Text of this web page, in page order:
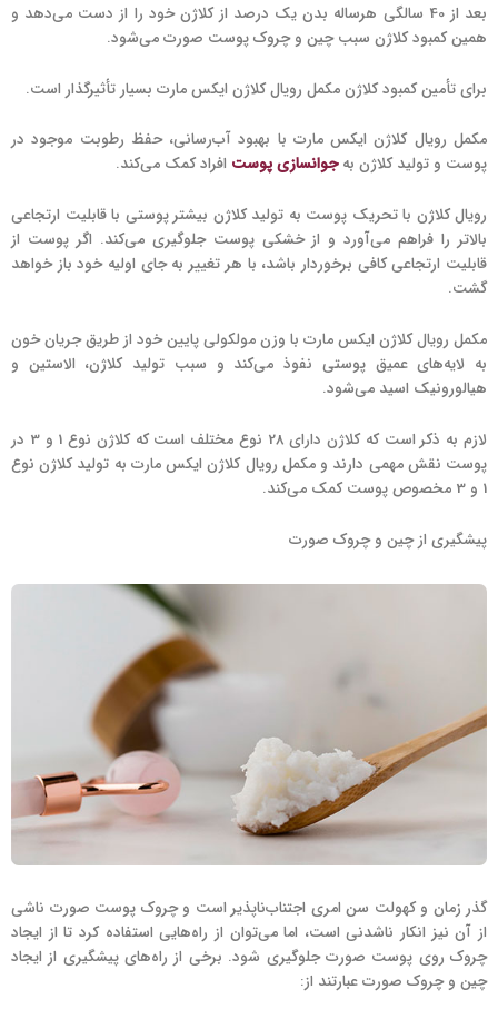
بعد از 40 سالگی هرساله بدن یک درصد از کلاژن خود را از دست می‌دهد و
همین کمبود کلاژن سبب چین و چروک پوست صورت می‌شود.
برای تأمین کمبود کلاژن مکمل رویال کلاژن ایکس مارت بسیار تأثیرگذار است.
مکمل رویال کلاژن ایکس مارت با بهبود آب‌رسانی، حفظ رطوبت موجود در
پوست و تولید کلاژن بهجوانسازی پوست افراد کمک می‌کند.
رویال کلاژن با تحریک پوست به تولید کلاژن بیشتر پوستی با قابلیت ارتجاعی
بالاتر را فراهم می‌آورد و از خشکی پوست جلوگیری می‌کند. اگر پوست از
قابلیت ارتجاعی کافی برخوردار باشد، با هر تغییر به جای اولیه خود باز خواهد
گشت.
مکمل رویال کلاژن ایکس مارت با وزن مولکولی پایین خود از طریق جریان خون
به لایه‌های عمیق پوستی نفوذ می‌کند و سبب تولید کلاژن، الاستین و
هیالورونیک اسید می‌شود.
لازم به ذکر است که کلاژن دارای 28 نوع مختلف است که کلاژن نوع 1 و 3 در
پوست نقش مهمی دارند و مکمل رویال کلاژن ایکس مارت به تولید کلاژن نوع
1 و 3 مخصوص پوست کمک می‌کند.
پیشگیری از چین و چروک صورت
گذر زمان و کهولت سن امری اجتناب‌ناپذیر است و چروک پوست صورت ناشی
از آن نیز انکار ناشدنی است، اما می‌توان از راه‌هایی استفاده کرد تا از ایجاد
چروک روی پوست صورت جلوگیری شود. برخی از راه‌های پیشگیری از ایجاد
چین و چروک صورت عبارتند از: